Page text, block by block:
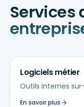
Services
Logiciels métier
Outils internes
En savoir plus